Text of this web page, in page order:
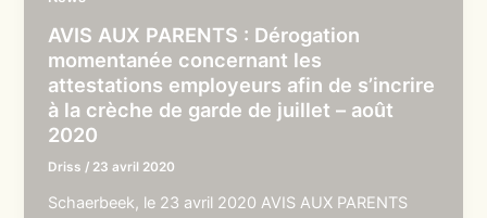
AVIS AUX PARENTS : Dérogation
momentanée concernant les
attestations employeurs afin de s’incrire
à la crèche de garde de juillet – août
2020
Driss / 23 avril 2020
Schaerbeek, le 23 avril 2020 AVIS AUX PARENTS